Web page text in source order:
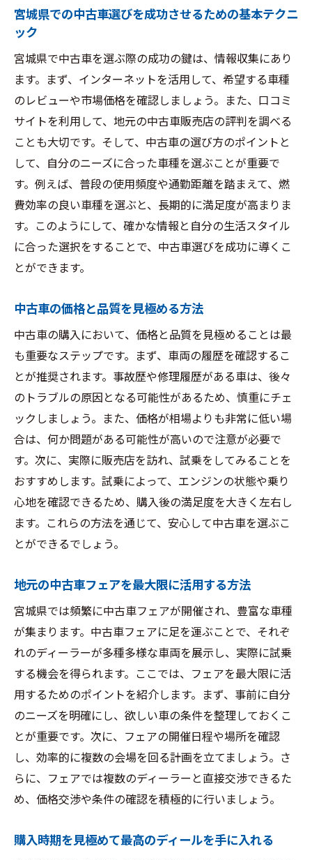
宮城県での中古車選びを成功させるための基本テクニ
ック
宮城県で中古車を選ぶ際の成功の鍵は、情報収集にあり
ます。まず、インターネットを活用して、希望する車種
のレビューや市場価格を確認しましょう。また、口コミ
サイトを利用して、地元の中古車販売店の評判を調べる
ことも大切です。そして、中古車の選び方のポイントと
して、自分のニーズに合った車種を選ぶことが重要で
す。例えば、普段の使用頻度や通勤距離を踏まえて、燃
費効率の良い車種を選ぶと、長期的に満足度が高まりま
す。このようにして、確かな情報と自分の生活スタイル
に合った選択をすることで、中古車選びを成功に導くこ
とができます。
中古車の価格と品質を見極める方法
中古車の購入において、価格と品質を見極めることは最
も重要なステップです。まず、車両の履歴を確認するこ
とが推奨されます。事故歴や修理履歴がある車は、後々
のトラブルの原因となる可能性があるため、慎重にチェ
ックしましょう。また、価格が相場よりも非常に低い場
合は、何か問題がある可能性が高いので注意が必要で
す。次に、実際に販売店を訪れ、試乗をしてみることを
おすすめします。試乗によって、エンジンの状態や乗り
心地を確認できるため、購入後の満足度を大きく左右し
ます。これらの方法を通じて、安心して中古車を選ぶこ
とができるでしょう。
地元の中古車フェアを最大限に活用する方法
宮城県では頻繁に中古車フェアが開催され、豊富な車種
が集まります。中古車フェアに足を運ぶことで、それぞ
れのディーラーが多種多様な車両を展示し、実際に試乗
する機会を得られます。ここでは、フェアを最大限に活
用するためのポイントを紹介します。まず、事前に自分
のニーズを明確にし、欲しい車の条件を整理しておくこ
とが重要です。次に、フェアの開催日程や場所を確認
し、効率的に複数の会場を回る計画を立てましょう。さ
らに、フェアでは複数のディーラーと直接交渉できるた
め、価格交渉や条件の確認を積極的に行いましょう。
購入時期を見極めて最高のディールを手に入れる